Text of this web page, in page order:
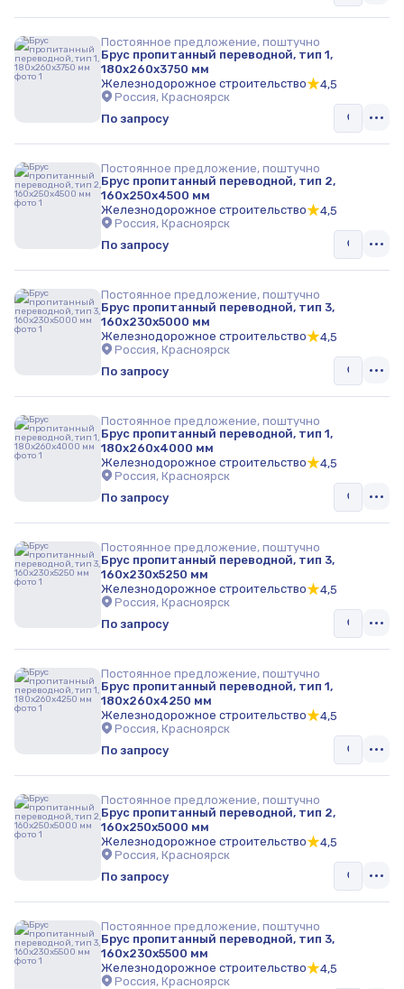
Постоянное предложение, поштучно
Брус пропитанный переводной, тип 1,
180х260х3750 мм
Железнодорожное строительство
4,5
Россия, Красноярск
По запросу
Постоянное предложение, поштучно
Брус пропитанный переводной, тип 2,
160х250х4500 мм
Железнодорожное строительство
4,5
Россия, Красноярск
По запросу
Постоянное предложение, поштучно
Брус пропитанный переводной, тип 3,
160х230х5000 мм
Железнодорожное строительство
4,5
Россия, Красноярск
По запросу
Постоянное предложение, поштучно
Брус пропитанный переводной, тип 1,
180х260х4000 мм
Железнодорожное строительство
4,5
Россия, Красноярск
По запросу
Постоянное предложение, поштучно
Брус пропитанный переводной, тип 3,
160х230х5250 мм
Железнодорожное строительство
4,5
Россия, Красноярск
По запросу
Постоянное предложение, поштучно
Брус пропитанный переводной, тип 1,
180х260х4250 мм
Железнодорожное строительство
4,5
Россия, Красноярск
По запросу
Постоянное предложение, поштучно
Брус пропитанный переводной, тип 2,
160х250х5000 мм
Железнодорожное строительство
4,5
Россия, Красноярск
По запросу
Постоянное предложение, поштучно
Брус пропитанный переводной, тип 3,
160х230х5500 мм
Железнодорожное строительство
4,5
Россия, Красноярск